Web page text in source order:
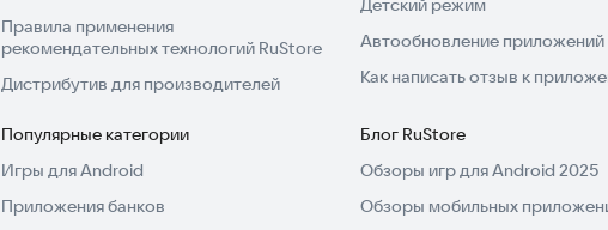
Правила применения
рекомендательных технологий RuStore
Дистрибутив для производителей
Детский режим
Автообновление приложений
Как написать отзыв к
Популярные категории
Игры для Android
Приложения банков
Блог RuStore
Обзоры игр для Android 2025
Обзоры мобильных